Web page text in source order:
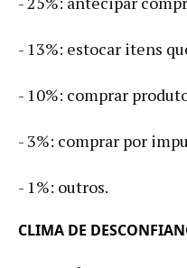
- 13%: estocar itens
- 10%: comprar
- 3%: comprar por
- 1%: outros.
CLIMA DE